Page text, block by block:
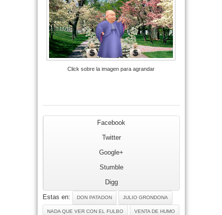
Click sobre la imagen para agrandar
Facebook
Twitter
Google+
Stumble
Digg
Estas en:
DON PATADON JULIO GRONDONA
NADA QUE VER CON EL FULBO VENTA DE HUMO